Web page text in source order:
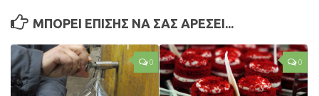
ΜΠΟΡΕΙ ΕΠΙΣΗΣ ΝΑ ΣΑΣ ΑΡΕΣΕΙ...
0 0